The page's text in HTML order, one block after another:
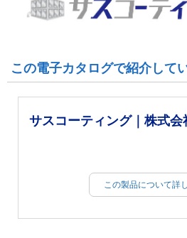
この電子カタログで紹介して
サスコーティング｜株式会
この製品について詳